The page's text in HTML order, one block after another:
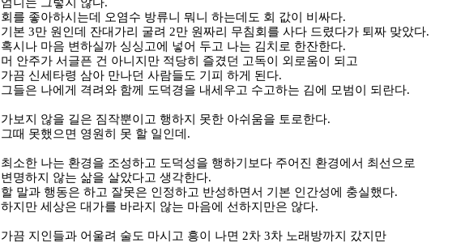
회를 좋아하시는데 오염수 방류니 뭐니 하는데도 회 값이 비싸다.
기본 3만 원인데 잔대가리 굴려 2만 원짜리 무침회를 사다 드렸다가 퇴짜 맞았다.
혹시나 마음 변하실까 싱싱고에 넣어 두고 나는 김치로 한잔한다.
머 안주가 서글픈 건 아니지만 적당히 즐겼던 고독이 외로움이 되고
가끔 신세타령 삼아 만나던 사람들도 기피 하게 된다.
그들은 나에게 격려와 함께 도덕경을 내세우고 수고하는 김에 모범이 되란다.
가보지 않을 길은 짐작뿐이고 행하지 못한 아쉬움을 토로한다.
그때 못했으면 영원히 못 할 일인데 .
최소한 나는 환경을 조성하고 도덕성을 행하기보다 주어진 환경에서 최선으로
변명하지 않는 삶을 살았다고 생각한다.
할 말과 행동은 하고 잘못은 인정하고 반성하면서 기본 인간성에 충실했다.
하지만 세상은 대가를 바라지 않는 마음에 선하지만은 않다.
가끔 지인들과 어울려 술도 마시고 흥이 나면 2차 3차 노래방까지 갔지만